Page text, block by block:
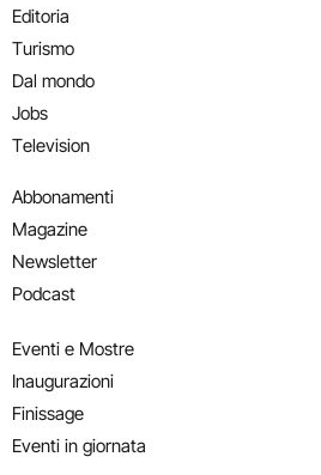
Editoria
Turismo
Dal mondo
Jobs
Television
Abbonamenti
Magazine
Newsletter
Podcast
Eventi e Mostre
Inaugurazioni
Finissage
Eventi in giornata